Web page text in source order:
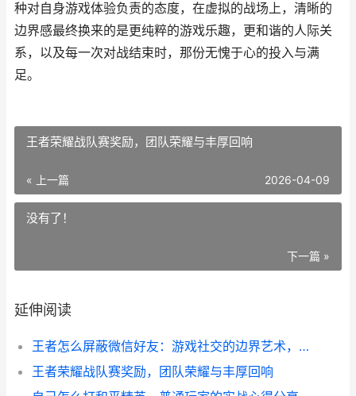
种对自身游戏体验负责的态度，在虚拟的战场上，清晰的
边界感最终换来的是更纯粹的游戏乐趣，更和谐的人际关
系，以及每一次对战结束时，那份无愧于心的投入与满
足。
王者荣耀战队赛奖励，团队荣耀与丰厚回响
« 上一篇 2026-04-09
没有了！
下一篇 »
延伸阅读
王者怎么屏蔽微信好友：游戏社交的边界艺术，副标题：守护虚拟战场的宁静与专注
王者荣耀战队赛奖励，团队荣耀与丰厚回响